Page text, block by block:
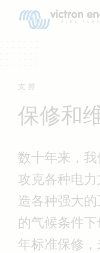
支持
保修和
数十年来，
攻克各种电
造各种强大
的气候条件
年标准保修